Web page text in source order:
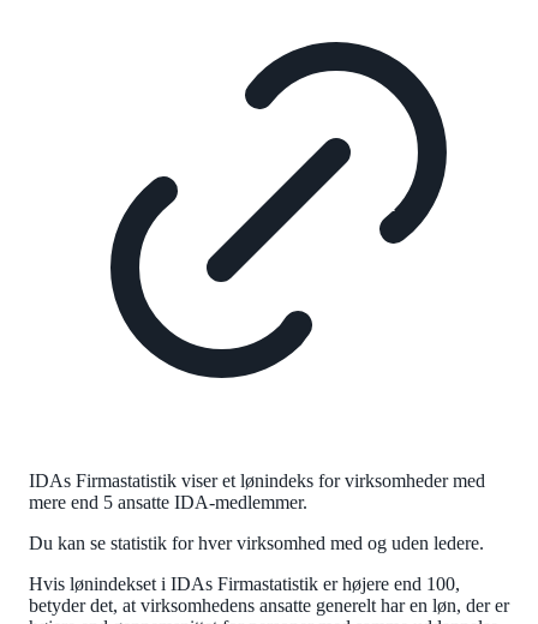
IDAs Firmastatistik viser et lønindeks for virksomheder med
mere end 5 ansatte IDA-medlemmer.
Du kan se statistik for hver virksomhed med og uden ledere.
Hvis lønindekset i IDAs Firmastatistik er højere end 100,
betyder det, at virksomhedens ansatte generelt har en løn, der er